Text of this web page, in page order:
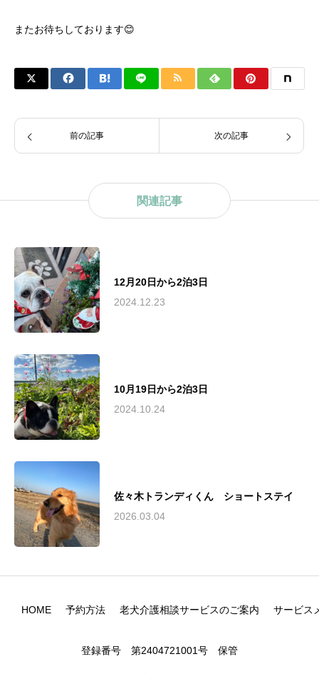
またお待ちしております😊
前の記事 次の記事
関連記事
12月20日から2泊3日
2024.12.23
10月19日から2泊3日
2024.10.24
佐々木トランディくん ショートステイ
2026.03.04
HOME 予約方法 老犬介護相談サービスのご案内 サービス
登録番号 第2404721001号 保管